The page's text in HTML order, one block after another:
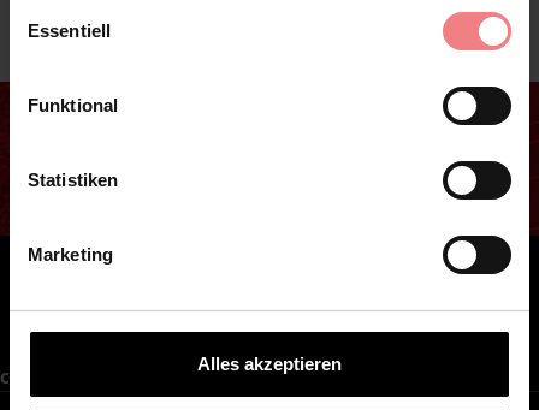
Essentiell
Funktional
Statistiken
Marketing
Alles akzeptieren
Footer
FacebookInstagram
CITY CARRÉ MAGDEBURG